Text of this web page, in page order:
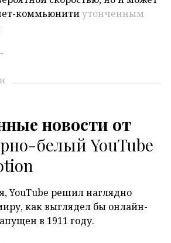
коммьюнитиутонченным
новости от
белый YouTube
YouTube решил наглядно
как выглядел бы онлайн-
в 1911 году.